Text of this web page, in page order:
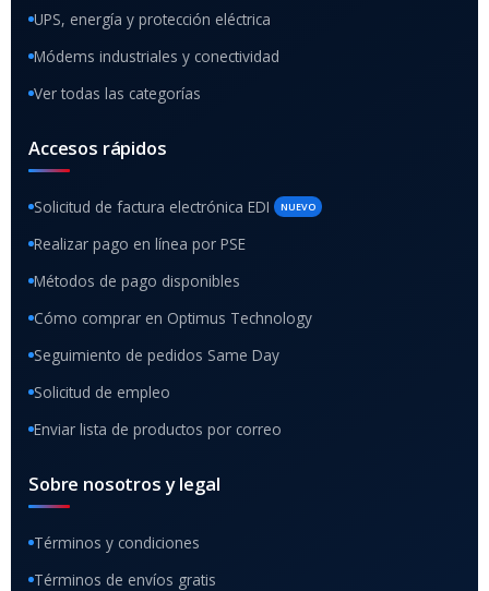
UPS, energía y protección eléctrica
Módems industriales y conectividad
Ver todas las categorías
Accesos rápidos
Solicitud de factura electrónica EDI NUEVO
Realizar pago en línea por PSE
Métodos de pago disponibles
Cómo comprar en Optimus Technology
Seguimiento de pedidos Same Day
Solicitud de empleo
Enviar lista de productos por correo
Sobre nosotros y legal
Términos y condiciones
Términos de envíos gratis